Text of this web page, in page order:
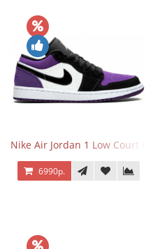
Nike Air Jordan 1 Low Court Purple
6990р.